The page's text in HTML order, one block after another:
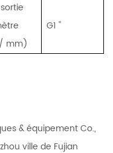
mm)
G1 ''
& équipement Co.,
ville de Fujian